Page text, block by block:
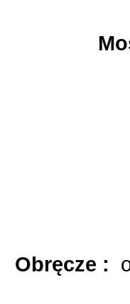
Obręcze :